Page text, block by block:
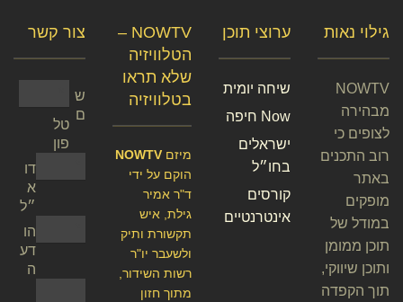
צור קשר
ש
ם
טל
פון
דו
א
״ל
הו
דע
ה
NOWTV –
הטלוויזיה
שלא תראו
בטלוויזיה
מיזם NOWTV
הוקם על ידי
ד"ר אמיר
גילת, איש
תקשורת ותיק
ולשעבר יו"ר
רשות השידור,
מתוך חזון
ערוצי תוכן
שיחה יומית
Now חיפה
ישראלים
בחו״ל
קורסים
אינטרנטיים
גילוי נאות
NOWTV
מבהירה
לצופים כי
רוב התכנים
באתר
מופקים
במודל של
תוכן ממומן
ותוכן שיווקי,
תוך הקפדה